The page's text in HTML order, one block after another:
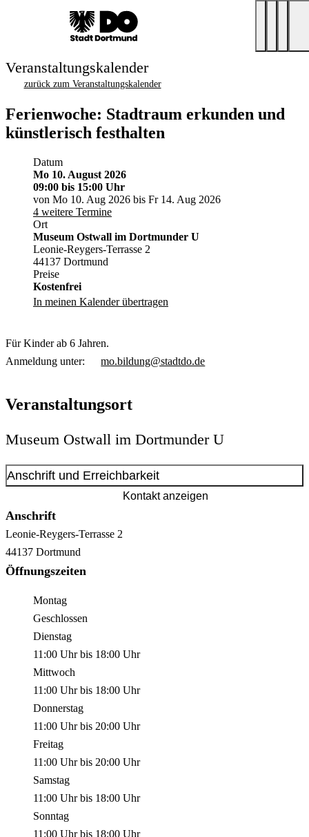
Veranstaltungskalender
zurück zum Veranstaltungskalender
Ferienwoche: Stadtraum erkunden und
künstlerisch festhalten
Datum
Mo 10. August 2026
09:00 bis 15:00 Uhr
von Mo 10. Aug 2026 bis Fr 14. Aug 2026
4 weitere Termine
Ort
Museum Ostwall im Dortmunder U
Leonie-Reygers-Terrasse 2
44137 Dortmund
Preise
Kostenfrei
In meinen Kalender übertragen
Für Kinder ab 6 Jahren.
Anmeldung unter:
mo.bildung@stadtdo.de
Veranstaltungsort
Museum Ostwall im Dortmunder U
Anschrift und Erreichbarkeit
Kontakt anzeigen
Anschrift
Leonie-Reygers-Terrasse 2
44137 Dortmund
Öffnungszeiten
Montag
Geschlossen
Dienstag
11:00 Uhrbis 18:00 Uhr
Mittwoch
11:00 Uhrbis 18:00 Uhr
Donnerstag
11:00 Uhrbis 20:00 Uhr
Freitag
11:00 Uhrbis 20:00 Uhr
Samstag
11:00 Uhrbis 18:00 Uhr
Sonntag
11:00 Uhrbis 18:00 Uhr